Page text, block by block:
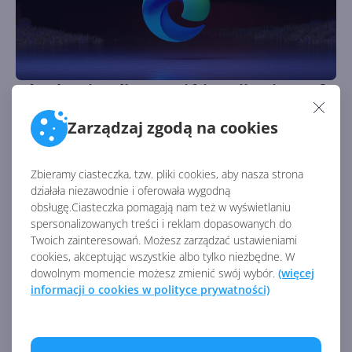
Zarządzaj zgodą na cookies
Zbieramy ciasteczka, tzw. pliki cookies, aby nasza strona
działała niezawodnie i oferowała wygodną
obsługę.Ciasteczka pomagają nam też w wyświetlaniu
spersonalizowanych treści i reklam dopasowanych do
Twoich zainteresowań. Możesz zarządzać ustawieniami
cookies, akceptując wszystkie albo tylko niezbędne. W
dowolnym momencie możesz zmienić swój wybór. (więcej
informacji o cookies w polityce prywatności)
Edge bez inteligentnej historii. Microsoft
niespodziewanie kasuje funkcję AI
Autor: Krzysztof SulikowskiOpublikowano:1.07.2026, 08:00
Liczba odsłon:
Microsoft podjął niespodziewaną decyzję o wycofaniu
inteligentnego przeszukiwania historii w przeglądarce
Edge.